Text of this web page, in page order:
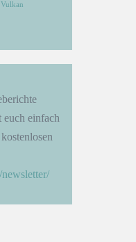
Vulkan
euch einfach